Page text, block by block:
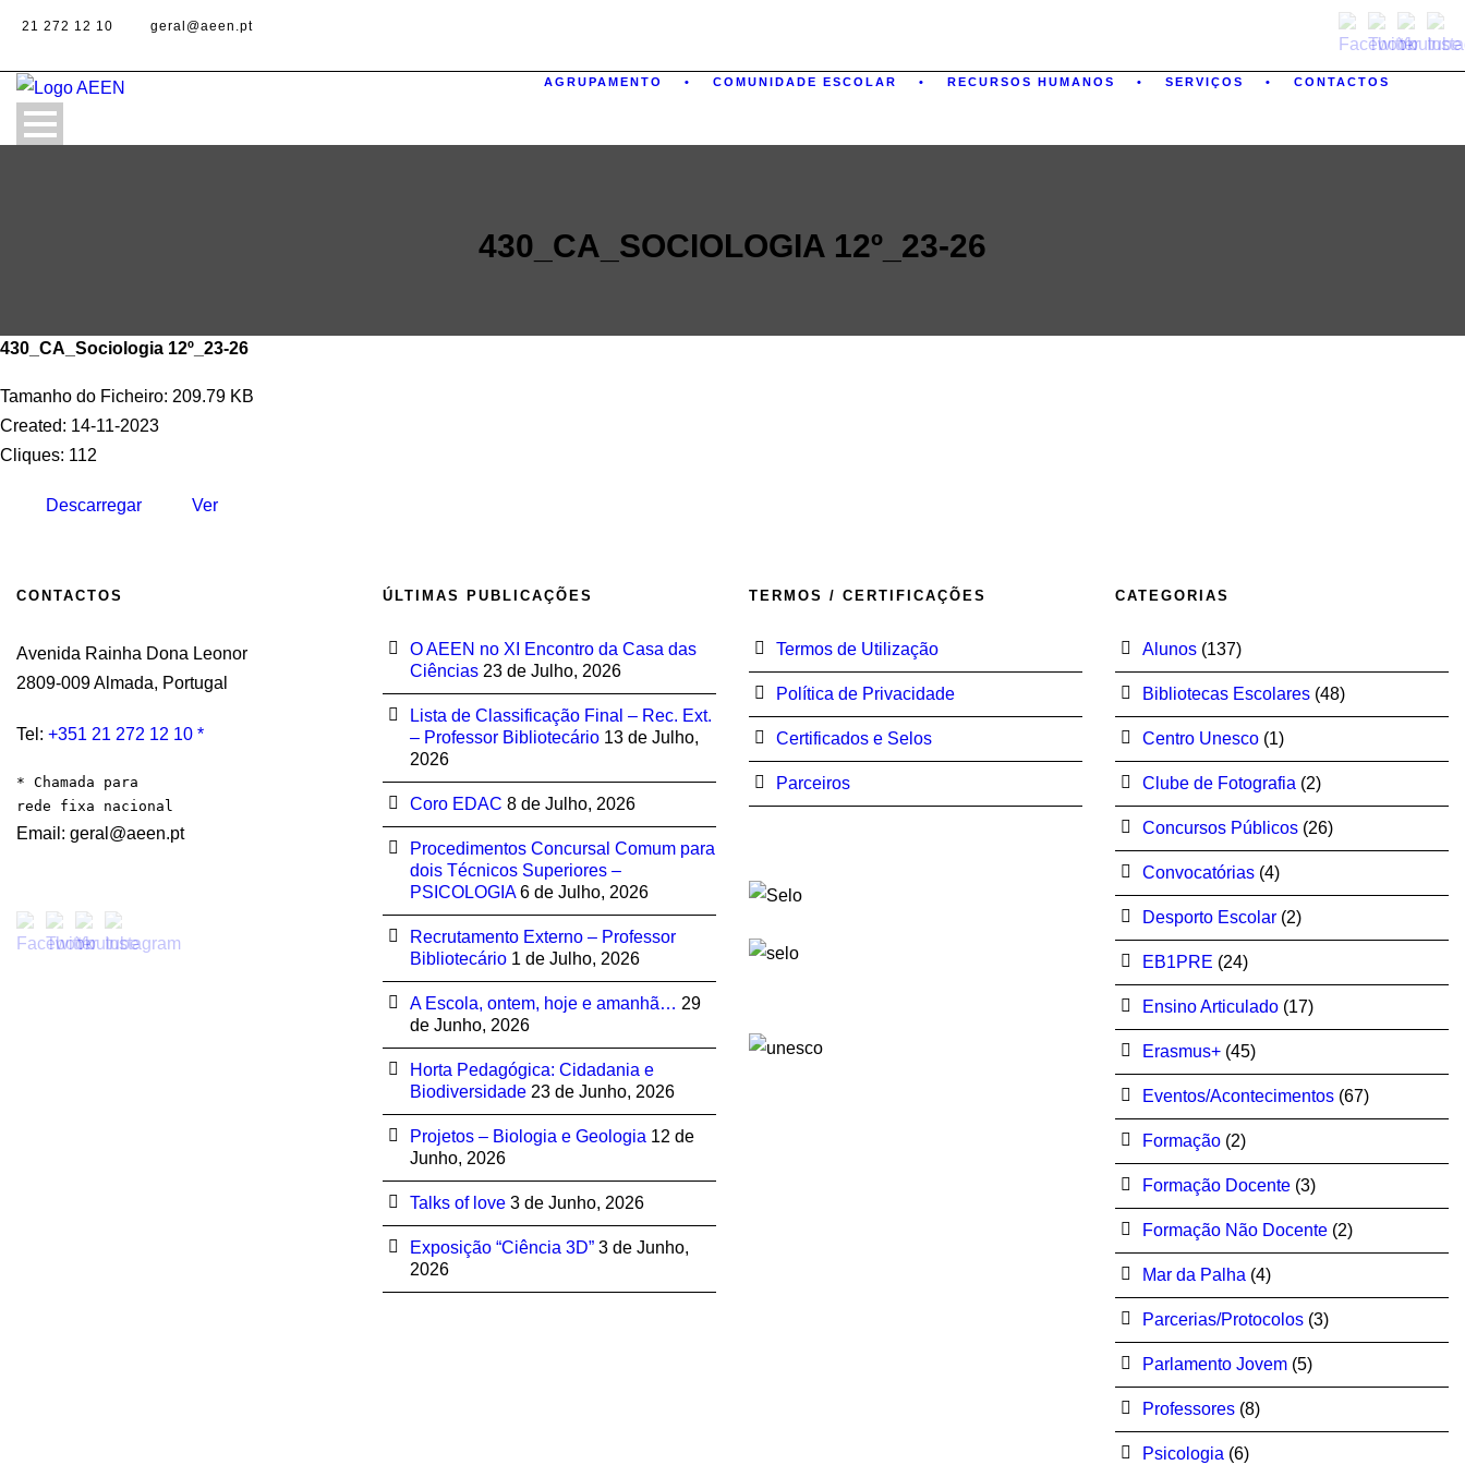
21 272 12 10 geral@aeen.pt
AGRUPAMENTO COMUNIDADE ESCOLAR RECURSOS HUMANOS SERVIÇOS CONTACTOS
430_CA_SOCIOLOGIA 12º_23-26
430_CA_Sociologia 12º_23-26
Tamanho do Ficheiro: 209.79 KB
Created: 14-11-2023
Cliques: 112
Descarregar Ver
CONTACTOS
Avenida Rainha Dona Leonor
2809-009 Almada, Portugal
Tel: +351 21 272 12 10 *
* Chamada para
rede fixa nacional
Email: geral@aeen.pt
ÚLTIMAS PUBLICAÇÕES
O AEEN no XI Encontro da Casa das
Ciências 23 de Julho, 2026
Lista de Classificação Final – Rec. Ext.
– Professor Bibliotecário 13 de Julho,
2026
Coro EDAC 8 de Julho, 2026
Procedimentos Concursal Comum para
dois Técnicos Superiores –
PSICOLOGIA 6 de Julho, 2026
Recrutamento Externo – Professor
Bibliotecário 1 de Julho, 2026
A Escola, ontem, hoje e amanhã… 29
de Junho, 2026
Horta Pedagógica: Cidadania e
Biodiversidade 23 de Junho, 2026
Projetos – Biologia e Geologia 12 de
Junho, 2026
Talks of love 3 de Junho, 2026
Exposição “Ciência 3D” 3 de Junho,
2026
TERMOS / CERTIFICAÇÕES
Termos de Utilização
Política de Privacidade
Certificados e Selos
Parceiros
CATEGORIAS
Alunos (137)
Bibliotecas Escolares (48)
Centro Unesco (1)
Clube de Fotografia (2)
Concursos Públicos (26)
Convocatórias (4)
Desporto Escolar (2)
EB1PRE (24)
Ensino Articulado (17)
Erasmus+ (45)
Eventos/Acontecimentos (67)
Formação (2)
Formação Docente (3)
Formação Não Docente (2)
Mar da Palha (4)
Parcerias/Protocolos (3)
Parlamento Jovem (5)
Professores (8)
Psicologia (6)